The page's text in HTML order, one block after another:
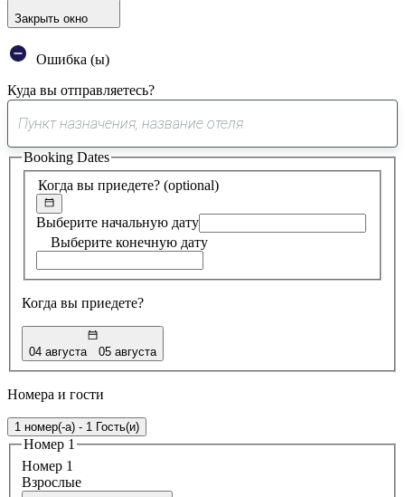
Закрыть окно
Ошибка (ы)
Куда вы отправляетесь?
0
предложение
найдено
Когда вы приедете? (optional)
Выберите начальную дату
Выберите конечную дату
Когда вы приедете?
04 августа 05 августа
Booking Dates
Номера и гости
1 номер(-а) - 1 Гость(и)
Номер 1
Номер 1
Bзрослые